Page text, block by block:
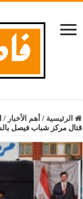
الرئيسية / أهم الأخبار /
قتال مركز شباب فيصل